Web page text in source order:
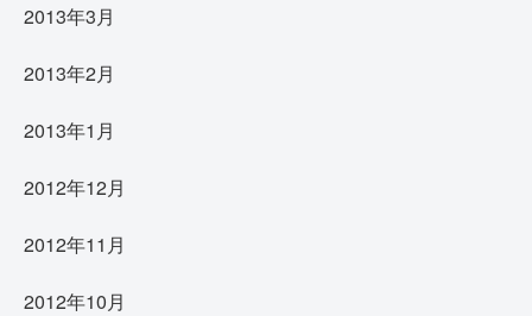
2013年3月
2013年2月
2013年1月
2012年12月
2012年11月
2012年10月